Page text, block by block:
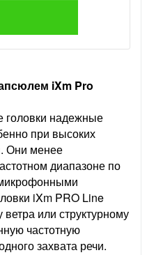
iXm Pro
надежные
при высоких
Они менее
диапазоне по
iXm PRO Line
или структурному
частотную
захвата речи.